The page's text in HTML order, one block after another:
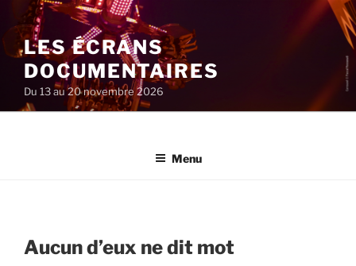
au
contenu
principal
LES ÉCRANS
DOCUMENTAIRES
Du 13 au 20 novembre 2026
Menu
Aucun d’eux ne dit mot